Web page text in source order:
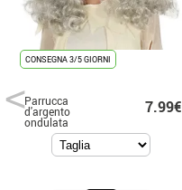
CONSEGNA 3/5 GIORNI
Parrucca
d'argento
ondulata
7.99€